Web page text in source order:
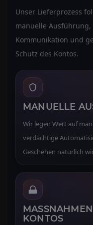
Unser Lieferprozess
manuelle
Kommunikation und
Schutz des Kontos.
MANUELLE
Wir legen Wert auf
verdächtige
Geschehen natürlich
MASSNAHMEN
ONTOS